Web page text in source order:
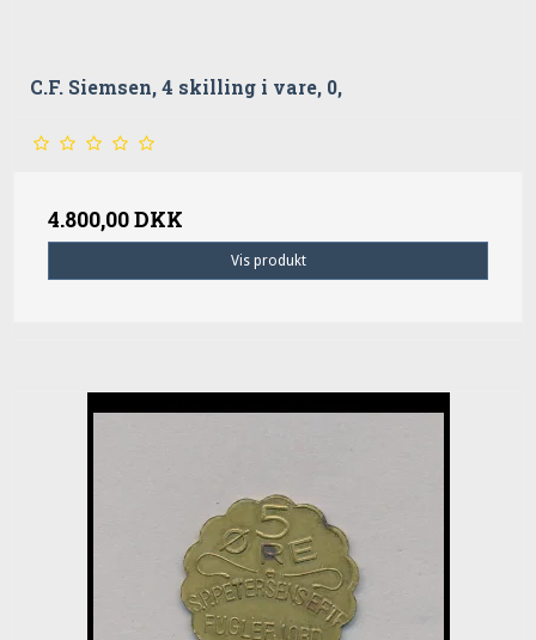
C.F. Siemsen, 4 skilling i vare, 0,
4.800,00 DKK
Vis produkt